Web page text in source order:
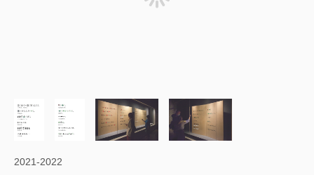
2021-2022